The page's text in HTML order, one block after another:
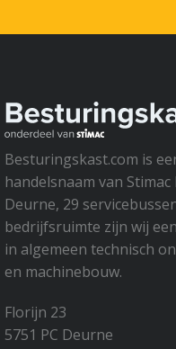
Besturingskast.com is
handelsnaam van
Deurne, 29
bedrijfsruimte zijn wij
in algemeen technisch
en machinebouw.
Florijn 23
5751 PC Deurne